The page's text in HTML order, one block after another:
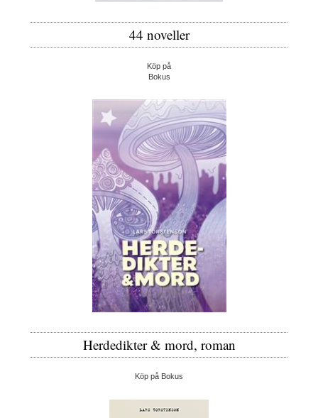
44 noveller
Köp på
Bokus
Herdedikter & mord, roman
Köp på Bokus